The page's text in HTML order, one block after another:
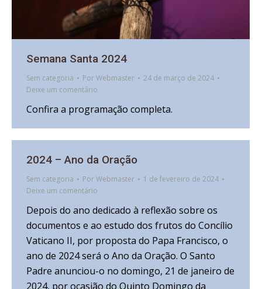
Semana Santa 2024
Sem categoria PorWebmaster
24 de março de 2024
Deixe um comentário
Confira a programação completa.
2024 – Ano da Oração
Sem categoria PorWebmaster
1 de fevereiro de 2024
Deixe um comentário
Depois do ano dedicado à reflexão sobre os
documentos e ao estudo dos frutos do Concílio
Vaticano II, por proposta do Papa Francisco, o
ano de 2024 será o Ano da Oração. O Santo
Padre anunciou-o no domingo, 21 de janeiro de
2024, por ocasião do Quinto Domingo da